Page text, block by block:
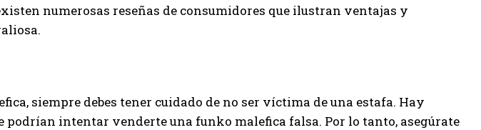
numerosas reseñas de consumidores que ilustran ventajas y
siempre debes tener cuidado de no ser víctima de una estafa. Hay
podrían intentar venderte una funko malefica falsa. Por lo tanto, asegúrate